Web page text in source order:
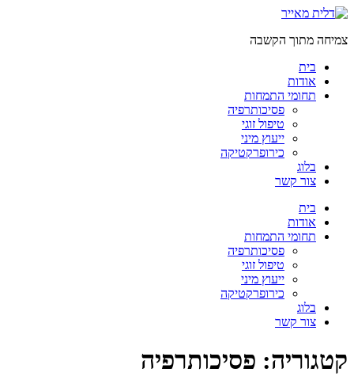
דלג
צמיחה מתוך הקשבה
בית
אודות
תחומי התמחות
פסיכותרפיה
טיפול זוגי
ייעוץ מיני
כירופרקטיקה
בלוג
צור קשר
בית
אודות
תחומי התמחות
פסיכותרפיה
טיפול זוגי
ייעוץ מיני
כירופרקטיקה
בלוג
צור קשר
קטגוריה: פסיכותרפיה